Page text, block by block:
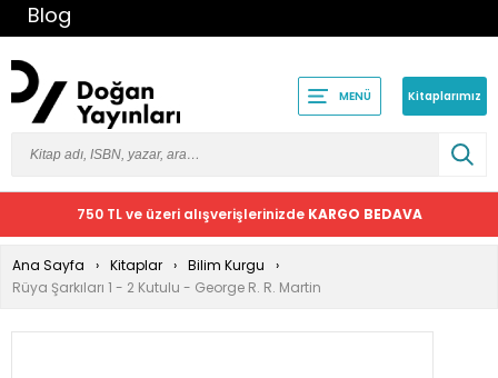
Blog
MENÜ Kitaplarımız
750 TL ve üzeri alışverişlerinizde KARGO BEDAVA
Ana Sayfa Kitaplar
Bilim Kurgu
Rüya Şarkıları 1 - 2 Kutulu - George R. R. Martin